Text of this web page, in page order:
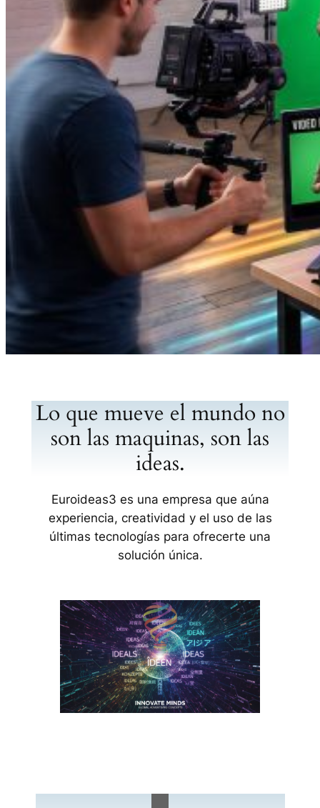
Lo que mueve el mundo no
son las maquinas, son las
ideas.
Euroideas3 es una empresa que aúna
experiencia, creatividad y el uso de las
últimas tecnologías para ofrecerte una
solución única.